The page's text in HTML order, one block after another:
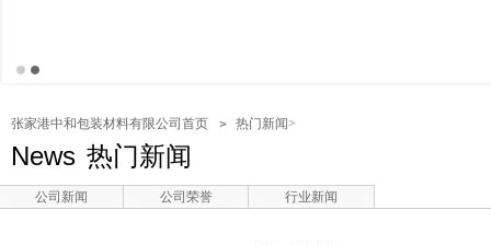
张家港中和包装材料有限公司首页 >
热门新闻
News 热门新闻
公司新闻 公司荣誉 行业新闻